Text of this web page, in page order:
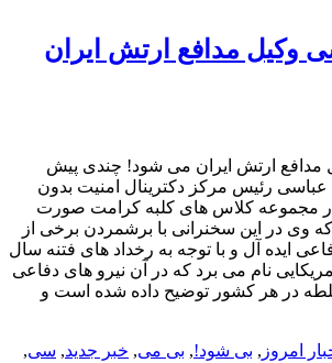
وکیل مدافع ارتش ایران
ارتش ایران می شود! چندی پیش
عباسی رئیس مرکز دکترینال امنیت بدون
پیش در مجموعه کلاس های کلبه کرامت صورت
وی در این سخنرانی با برشمردن برخی از
ایده آل و با توجه به رخداد های فتنه سال
آمریکایی نام می برد که در آن نیرو های دفاعی
در هر کشور توضیح داده شده است و
امروز , بی شود!, بی می, خبر جدید, سی,